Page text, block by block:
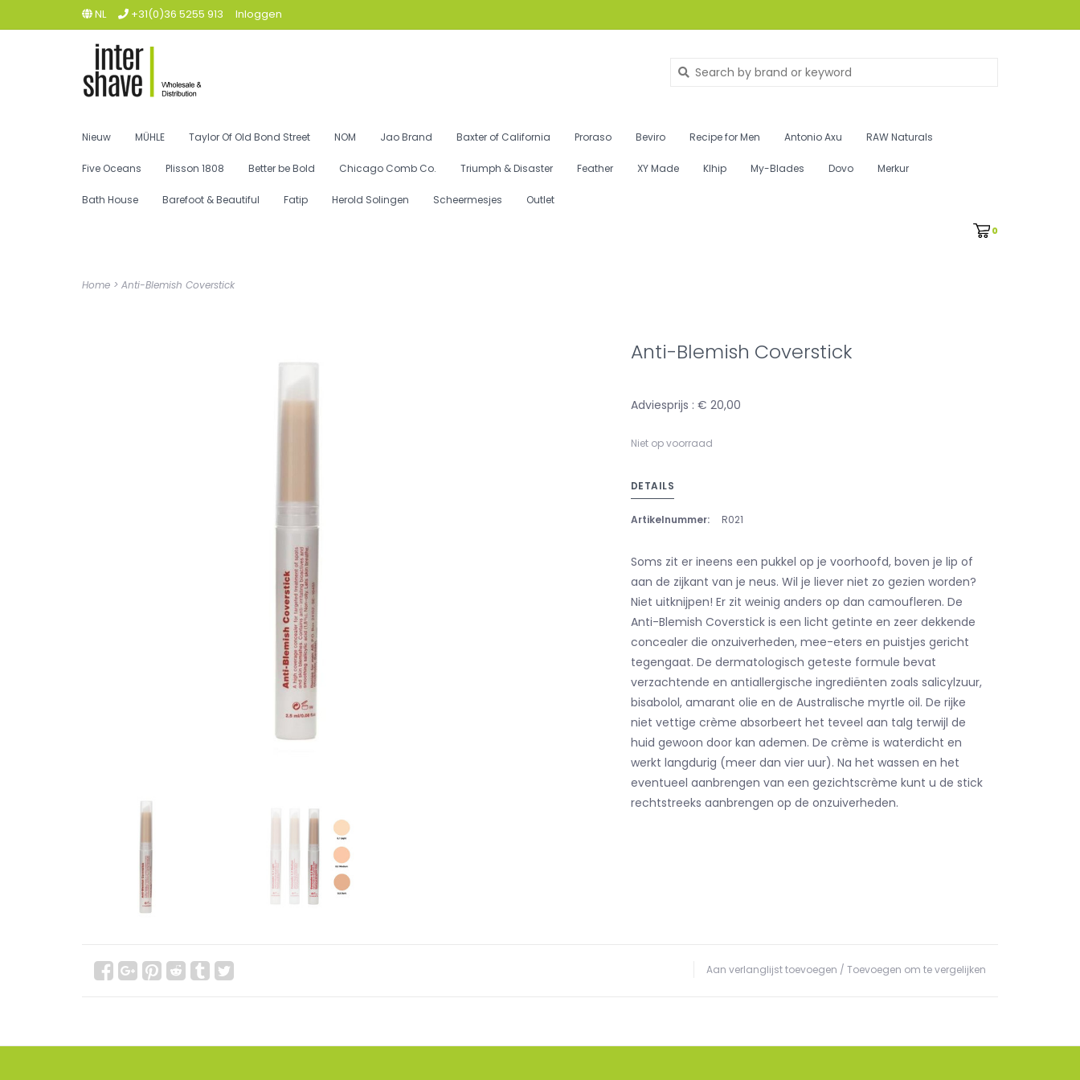
NL +31(0)36 5255 913 Inloggen
Nieuw MÜHLE Taylor Of Old Bond Street NOM Jao Brand Baxter of California Proraso Beviro Recipe for Men Antonio Axu RAW Naturals
Five Oceans Plisson 1808 Better be Bold Chicago Comb Co. Triumph & Disaster Feather XY Made Klhip My-Blades Dovo Merkur
Bath House Barefoot & Beautiful Fatip Herold Solingen Scheermesjes Outlet
0
Home > Anti-Blemish Coverstick
Anti-Blemish Coverstick
Adviesprijs : € 20,00
Niet op voorraad
DETAILS
Artikelnummer: R021
Soms zit er ineens een pukkel op je voorhoofd, boven je lip of
aan de zijkant van je neus. Wil je liever niet zo gezien worden?
Niet uitknijpen! Er zit weinig anders op dan camoufleren. De
Anti-Blemish Coverstick is een licht getinte en zeer dekkende
concealer die onzuiverheden, mee-eters en puistjes gericht
tegengaat. De dermatologisch geteste formule bevat
verzachtende en antiallergische ingrediënten zoals salicylzuur,
bisabolol, amarant olie en de Australische myrtle oil. De rijke
niet vettige crème absorbeert het teveel aan talg terwijl de
huid gewoon door kan ademen. De crème is waterdicht en
werkt langdurig (meer dan vier uur). Na het wassen en het
eventueel aanbrengen van een gezichtscrème kunt u de stick
rechtstreeks aanbrengen op de onzuiverheden.
Aan verlanglijst toevoegen / Toevoegen om te vergelijken